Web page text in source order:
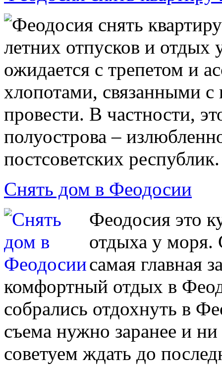
Феодосия снять
летних отпусков и отдых
ожидается с трепетом и
хлопотами, связанными
провести. В частности,
полуострова –
постсоветских республик.
Снять дом в Феодосии
Феодосия это
отдыха у моря.
самая главная
комфортный отдых в
собрались отдохнуть в
съема нужно заранее и ни
советуем ждать до